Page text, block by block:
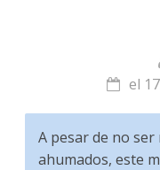
el
A pesar de no
ahumados, este